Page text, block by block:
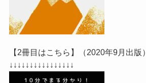
【2冊目はこちら】（2020年9月出版）
↓↓↓↓↓↓↓↓↓↓↓↓↓↓↓↓